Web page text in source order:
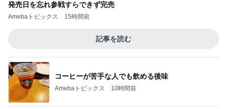
発売日を忘れ参戦すらできず完売
Amebaトピックス 15時間前
記事を読む
コーヒーが苦手な人でも飲める後味
Amebaトピックス 10時間前